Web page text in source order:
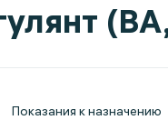
Показания к назначению